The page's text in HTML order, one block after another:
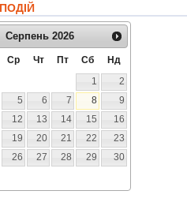
Серпень 2026
Ср Чт Пт Сб
Нд
1
2
5 6 7 8
9
12 13 14 15
16
19 20 21 22
23
26 27 28 29
30